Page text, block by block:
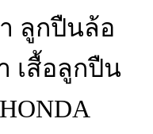
ลูกปืนล้อ
เสื้อลูกปืน